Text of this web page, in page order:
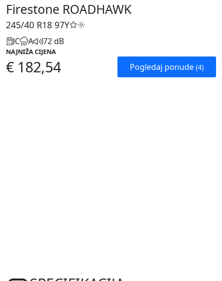
Firestone ROADHAWK
245/40 R18 97Y
C A 72 dB
NAJNIŽA CIJENA
€ 182,54 Pogledaj ponude (4)